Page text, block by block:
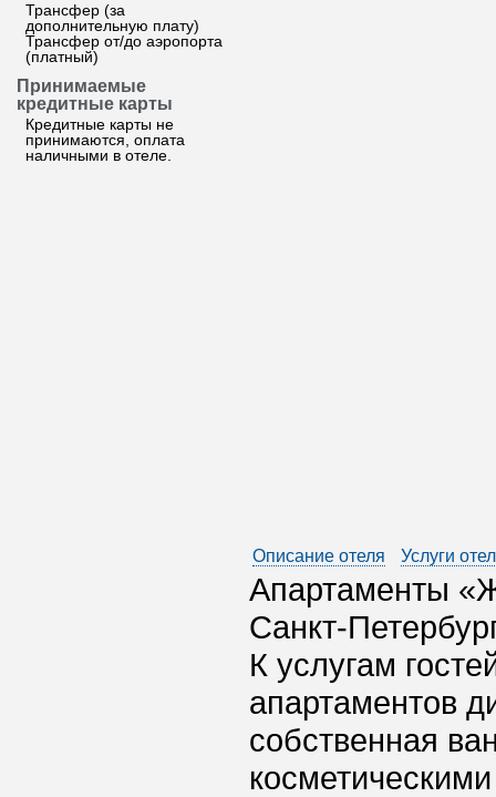
Трансфер (за
дополнительную плату)
Трансфер от/до аэропорта
(платный)
Принимаемые
кредитные карты
Кредитные карты не
принимаются, оплата
наличными в отеле.
Описание отеля Услуги
Апартаменты
Санкт-
К услугам
апартаментов
собственная